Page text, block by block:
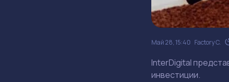
Май 28, 15:40 Factory C.
InterDigital
инвестиции.